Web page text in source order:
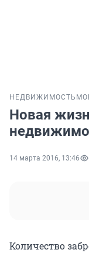
НЕДВИЖИМОСТЬ
Новая
14 марта 2016, 13:46
Количество